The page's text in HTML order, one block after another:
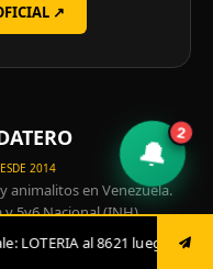
ya: ANIMAL al 8621
↗
2014
animalitos en Venezuela.
5y6 Nacional (INH).
al segundo cada sorteo
🔔
2